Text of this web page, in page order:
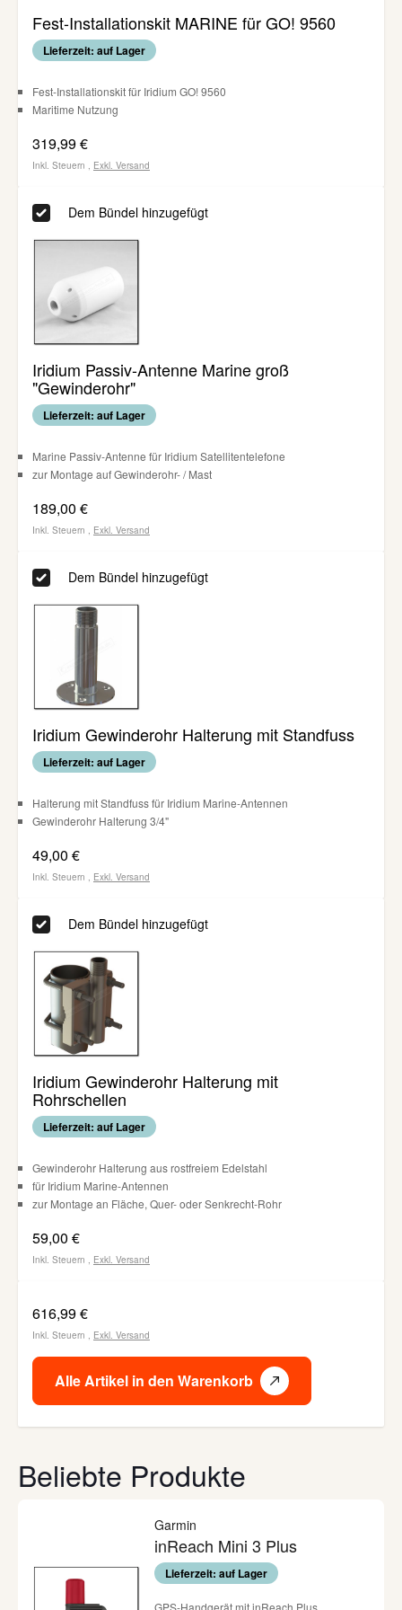
Fest-Installationskit MARINE für GO! 9560
Lieferzeit: auf Lager
Fest-Installationskit für Iridium GO! 9560
Maritime Nutzung
319,99 €
Inkl. Steuern , Exkl. Versand
Dem Bündel hinzugefügt
Iridium Passiv-Antenne Marine groß
"Gewinderohr"
Lieferzeit: auf Lager
Marine Passiv-Antenne für Iridium Satellitentelefone
zur Montage auf Gewinderohr- / Mast
189,00 €
Inkl. Steuern , Exkl. Versand
Dem Bündel hinzugefügt
Iridium Gewinderohr Halterung mit Standfuss
Lieferzeit: auf Lager
Halterung mit Standfuss für Iridium Marine-Antennen
Gewinderohr Halterung 3/4"
49,00 €
Inkl. Steuern , Exkl. Versand
Dem Bündel hinzugefügt
Iridium Gewinderohr Halterung mit
Rohrschellen
Lieferzeit: auf Lager
Gewinderohr Halterung aus rostfreiem Edelstahl
für Iridium Marine-Antennen
zur Montage an Fläche, Quer- oder Senkrecht-Rohr
59,00 €
Inkl. Steuern , Exkl. Versand
616,99 €
Inkl. Steuern , Exkl. Versand
Alle Artikel in den Warenkorb
Beliebte Produkte
Garmin
inReach Mini 3 Plus
Lieferzeit: auf Lager
GPS-Handgerät mit inReach Plus